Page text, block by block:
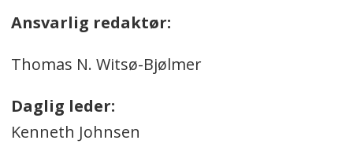
Ansvarlig redaktør:
Thomas N. Witsø-Bjølmer
Daglig leder:
Kenneth Johnsen